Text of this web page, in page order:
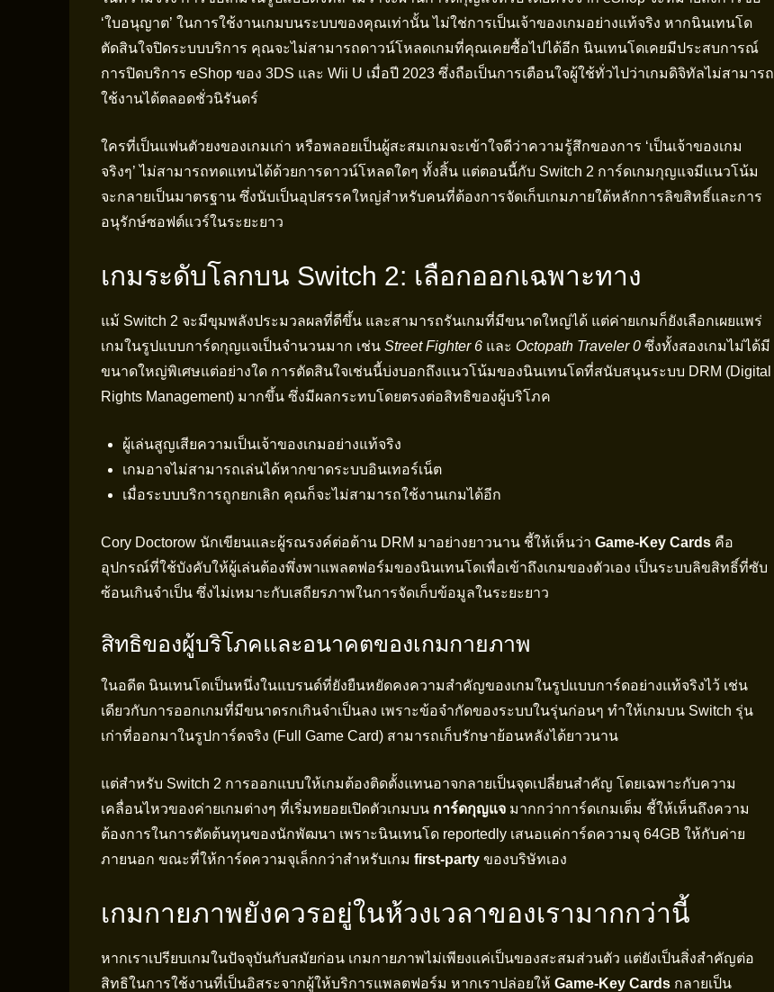
‘ใบอนุญาต’ ในการใช้งานเกมบนระบบของคุณเท่านั้น ไม่ใช่การเป็นเจ้าของเกมอย่างแท้จริง หากนินเทนโด
ตัดสินใจปิดระบบบริการ คุณจะไม่สามารถดาวน์โหลดเกมที่คุณเคยซื้อไปได้อีก นินเทนโดเคยมีประสบการณ์
การปิดบริการ eShop ของ 3DS และ Wii U เมื่อปี 2023 ซึ่งถือเป็นการเตือนใจผู้ใช้ทั่วไปว่าเกมดิจิทัลไม่สามารถ
ใช้งานได้ตลอดชั่วนิรันดร์
ใครที่เป็นแฟนตัวยงของเกมเก่า หรือพลอยเป็นผู้สะสมเกมจะเข้าใจดีว่าความรู้สึกของการ ‘เป็นเจ้าของเกม
จริงๆ’ ไม่สามารถทดแทนได้ด้วยการดาวน์โหลดใดๆ ทั้งสิ้น แต่ตอนนี้กับ Switch 2 การ์ดเกมกุญแจมีแนวโน้ม
จะกลายเป็นมาตรฐาน ซึ่งนับเป็นอุปสรรคใหญ่สำหรับคนที่ต้องการจัดเก็บเกมภายใต้หลักการลิขสิทธิ์และการ
อนุรักษ์ซอฟต์แวร์ในระยะยาว
เกมระดับโลกบน Switch 2: เลือกออกเฉพาะทาง
แม้ Switch 2 จะมีขุมพลังประมวลผลที่ดีขึ้น และสามารถรันเกมที่มีขนาดใหญ่ได้ แต่ค่ายเกมก็ยังเลือกเผยแพร่
เกมในรูปแบบการ์ดกุญแจเป็นจำนวนมาก เช่น Street Fighter 6 และ Octopath Traveler 0 ซึ่งทั้งสองเกมไม่ได้มี
ขนาดใหญ่พิเศษแต่อย่างใด การตัดสินใจเช่นนี้บ่งบอกถึงแนวโน้มของนินเทนโดที่สนับสนุนระบบ DRM (Digital
Rights Management) มากขึ้น ซึ่งมีผลกระทบโดยตรงต่อสิทธิของผู้บริโภค
ผู้เล่นสูญเสียความเป็นเจ้าของเกมอย่างแท้จริง
เกมอาจไม่สามารถเล่นได้หากขาดระบบอินเทอร์เน็ต
เมื่อระบบบริการถูกยกเลิก คุณก็จะไม่สามารถใช้งานเกมได้อีก
Cory Doctorow นักเขียนและผู้รณรงค์ต่อต้าน DRM มาอย่างยาวนาน ชี้ให้เห็นว่า Game-Key Cards คือ
อุปกรณ์ที่ใช้บังคับให้ผู้เล่นต้องพึ่งพาแพลตฟอร์มของนินเทนโดเพื่อเข้าถึงเกมของตัวเอง เป็นระบบลิขสิทธิ์ที่ซับ
ซ้อนเกินจำเป็น ซึ่งไม่เหมาะกับเสถียรภาพในการจัดเก็บข้อมูลในระยะยาว
สิทธิของผู้บริโภคและอนาคตของเกมกายภาพ
ในอดีต นินเทนโดเป็นหนึ่งในแบรนด์ที่ยังยืนหยัดคงความสำคัญของเกมในรูปแบบการ์ดอย่างแท้จริงไว้ เช่น
เดียวกับการออกเกมที่มีขนาดรกเกินจำเป็นลง เพราะข้อจำกัดของระบบในรุ่นก่อนๆ ทำให้เกมบน Switch รุ่น
เก่าที่ออกมาในรูปการ์ดจริง (Full Game Card) สามารถเก็บรักษาย้อนหลังได้ยาวนาน
แต่สำหรับ Switch 2 การออกแบบให้เกมต้องติดตั้งแทนอาจกลายเป็นจุดเปลี่ยนสำคัญ โดยเฉพาะกับความ
เคลื่อนไหวของค่ายเกมต่างๆ ที่เริ่มทยอยเปิดตัวเกมบน การ์ดกุญแจ มากกว่าการ์ดเกมเต็ม ชี้ให้เห็นถึงความ
ต้องการในการตัดต้นทุนของนักพัฒนา เพราะนินเทนโด reportedly เสนอแค่การ์ดความจุ 64GB ให้กับค่าย
ภายนอก ขณะที่ให้การ์ดความจุเล็กกว่าสำหรับเกม first-party ของบริษัทเอง
เกมกายภาพยังควรอยู่ในห้วงเวลาของเรามากกว่านี้
หากเราเปรียบเกมในปัจจุบันกับสมัยก่อน เกมกายภาพไม่เพียงแค่เป็นของสะสมส่วนตัว แต่ยังเป็นสิ่งสำคัญต่อ
สิทธิในการใช้งานที่เป็นอิสระจากผู้ให้บริการแพลตฟอร์ม หากเราปล่อยให้ Game-Key Cards กลายเป็น